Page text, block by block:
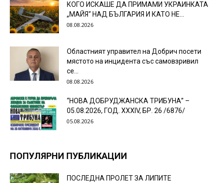
КОГО ИСКАШЕ ДА ПРИМАМИ УКРАИНКАТА
„МАЙЯ“ НАД БЪЛГАРИЯ И КАТО НЕ...
08.08.2026
Областният управител на Добрич посети
мястото на инцидента със самовзривил
се...
08.08.2026
“НОВА ДОБРУДЖАНСКА ТРИБУНА” –
05.08.2026, ГОД. XXХIV, БР. 26 /6876/
05.08.2026
ПОПУЛЯРНИ ПУБЛИКАЦИИ
ПОСЛЕДНА ПРОЛЕТ ЗА ЛИПИТЕ